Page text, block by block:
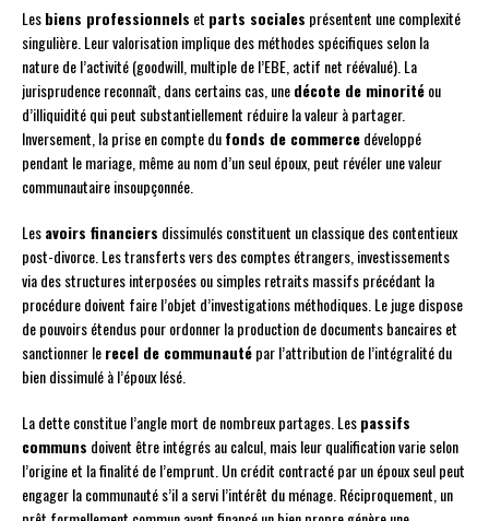
Lesbiens professionnels et parts sociales présentent une complexité
singulière. Leur valorisation implique des méthodes spécifiques selon la
nature de l’activité (goodwill, multiple de l’EBE, actif net réévalué). La
jurisprudence reconnaît, dans certains cas, unedécote de minoritéou
d’illiquidité qui peut substantiellement réduire la valeur à partager.
Inversement, la prise en compte dufonds de commercedéveloppé
pendant le mariage, même au nom d’un seul époux, peut révéler une valeur
communautaire insoupçonnée.
Lesavoirs financiers dissimulés constituent un classique des contentieux
post-divorce. Les transferts vers des comptes étrangers, investissements
via des structures interposées ou simples retraits massifs précédant la
procédure doivent faire l’objet d’investigations méthodiques. Le juge dispose
de pouvoirs étendus pour ordonner la production de documents bancaires et
sanctionner lerecel de communautépar l’attribution de l’intégralité du
bien dissimulé à l’époux lésé.
La dette constitue l’angle mort de nombreux partages. Lespassifs
communs doivent être intégrés au calcul, mais leur qualification varie selon
l’origine et la finalité de l’emprunt. Un crédit contracté par un époux seul peut
engager la communauté s’il a servi l’intérêt du ménage. Réciproquement, un